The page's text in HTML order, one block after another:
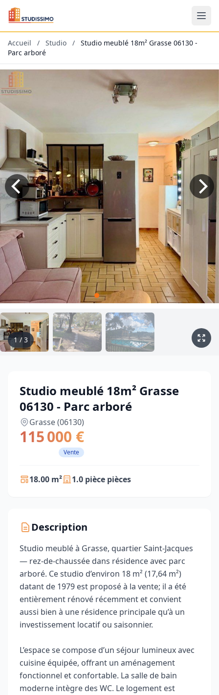
Accueil / Studio /
Studio meublé 18m² Grasse 06130 -
Parc arboré
1/3
Studio meublé 18m² Grasse
06130 - Parc arboré
Grasse (06130)
115 000 €
Vente
18.00 m² 1.0 pièce pièces
Description
Studio meublé à Grasse, quartier Saint-Jacques
— rez-de-chaussée dans résidence avec parc
arboré. Ce studio d’environ 18 m² (17,64 m²)
datant de 1979 est proposé à la vente; il a été
entièrement rénové récemment et convient
aussi bien à une résidence principale qu’à un
investissement locatif ou saisonnier.
L’espace se compose d’un séjour lumineux avec
cuisine équipée, offrant un aménagement
fonctionnel et confortable. La salle de bain
moderne intègre des WC. Le logement est